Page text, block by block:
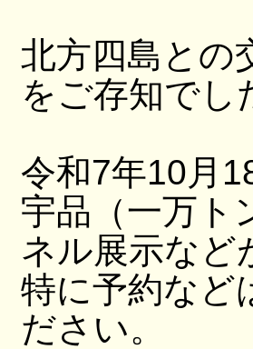
北方四島との
をご存知でし
令和7年10月
宇品（一万ト
ネル展示など
特に予約など
ださい。